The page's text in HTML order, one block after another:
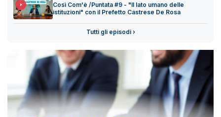
Così Com'è /Puntata #9 - "Il lato umano delle
istituzioni" con il Prefetto Castrese De Rosa
Tutti gli episodi ›